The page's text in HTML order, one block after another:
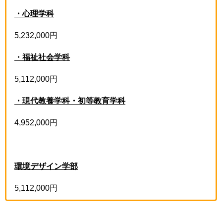
・心理学科
5,232,000円
・福祉社会学科
5,112,000円
・現代教養学科・初等教育学科
4,952,000円
環境デザイン学部
5,112,000円